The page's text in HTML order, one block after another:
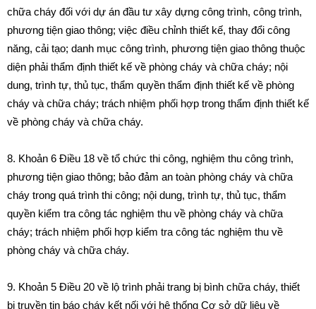
chữa cháy đối với dự án đầu tư xây dựng công trình, công trình,
phương tiện giao thông; việc điều chỉnh thiết kế, thay đổi công
năng, cải tạo; danh mục công trình, phương tiện giao thông thuộc
diện phải thẩm định thiết kế về phòng cháy và chữa cháy; nội
dung, trình tự, thủ tục, thẩm quyền thẩm định thiết kế về phòng
cháy và chữa cháy; trách nhiệm phối hợp trong thẩm định thiết kế
về phòng cháy và chữa cháy.
8. Khoản 6 Điều 18 về tổ chức thi công, nghiệm thu công trình,
phương tiện giao thông; bảo đảm an toàn phòng cháy và chữa
cháy trong quá trình thi công; nội dung, trình tự, thủ tục, thẩm
quyền kiểm tra công tác nghiệm thu về phòng cháy và chữa
cháy; trách nhiệm phối hợp kiểm tra công tác nghiệm thu về
phòng cháy và chữa cháy.
9. Khoản 5 Điều 20 về lộ trình phải trang bị bình chữa cháy, thiết
bị truyền tin báo cháy kết nối với hệ thống Cơ sở dữ liệu về